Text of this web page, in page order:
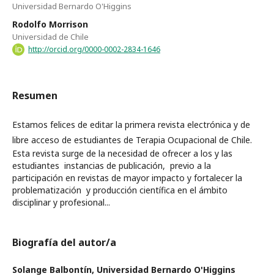
Universidad Bernardo O'Higgins
Rodolfo Morrison
Universidad de Chile
http://orcid.org/0000-0002-2834-1646
Resumen
Estamos felices de editar la primera revista electrónica y de
libre acceso de estudiantes de Terapia Ocupacional de Chile.
Esta revista surge de la necesidad de ofrecer a los y las
estudiantes instancias de publicación, previo a la
participación en revistas de mayor impacto y fortalecer la
problematización y producción científica en el ámbito
disciplinar y profesional...
Biografía del autor/a
Solange Balbontín, Universidad Bernardo O'Higgins